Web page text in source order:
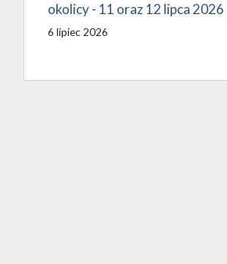
okolicy - 11 oraz 12 lipca 2026
6 lipiec 2026